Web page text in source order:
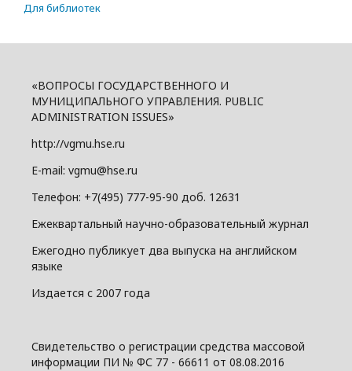
Для библиотек
«ВОПРОСЫ ГОСУДАРСТВЕННОГО И
МУНИЦИПАЛЬНОГО УПРАВЛЕНИЯ. PUBLIC
ADMINISTRATION ISSUES»
http://vgmu.hse.ru
E-mail: vgmu@hse.ru
Телефон: +7(495) 777-95-90 доб. 12631
Ежеквартальный научно-образовательный журнал
Ежегодно публикует два выпуска на английском
языке
Издается с 2007 года
Свидетельство о регистрации средства массовой
информации ПИ № ФС 77 - 66611 от 08.08.2016